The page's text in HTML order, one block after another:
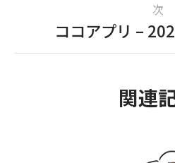
次
ココアプリ –
関連